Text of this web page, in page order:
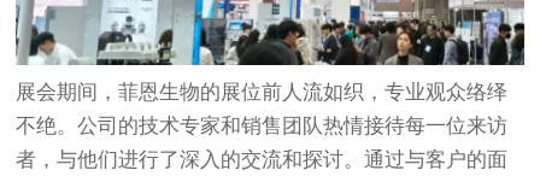
展会期间，菲恩生物的展位前人流如织，专业观众络绎
不绝。公司的技术专家和销售团队热情接待每一位来访
者，与他们进行了深入的交流和探讨。通过与客户的面